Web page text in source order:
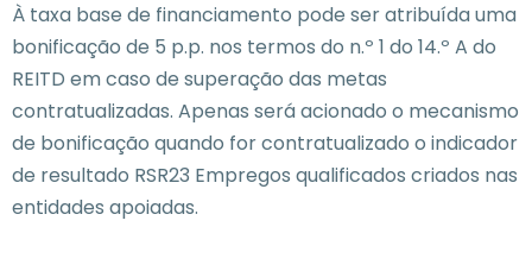
À taxa base de financiamento pode ser atribuída uma
bonificação de 5 p.p. nos termos do n.º 1 do 14.º A do
REITD em caso de superação das metas
contratualizadas. Apenas será acionado o mecanismo
de bonificação quando for contratualizado o indicador
de resultado RSR23 Empregos qualificados criados nas
entidades apoiadas.